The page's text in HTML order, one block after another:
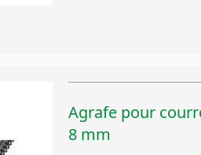
Agrafe pour
8 mm